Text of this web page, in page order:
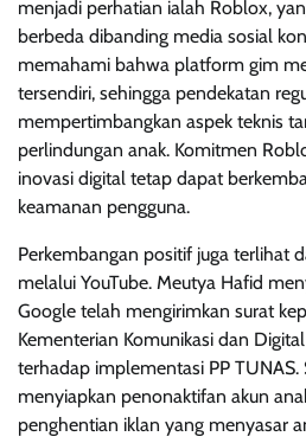
menjadi perhatian ialah Roblox,
berbeda dibanding media sosial
memahami bahwa platform gim
tersendiri, sehingga pendekatan
mempertimbangkan aspek teknis
perlindungan anak. Komitmen
inovasi digital tetap dapat
keamanan pengguna.
Perkembangan positif juga terlihat
melalui YouTube. Meutya Hafid
Google telah mengirimkan surat
Kementerian Komunikasi dan
terhadap implementasi PP TUNAS.
menyiapkan penonaktifan akun
penghentian iklan yang menyasar